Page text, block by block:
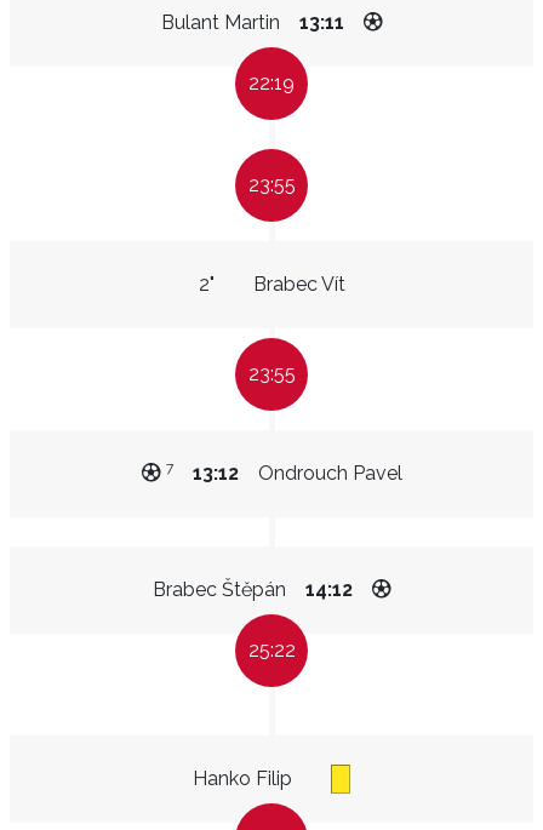
Bulant Martin 13:11
22:19
23:55
Brabec Vít
2"
23:55
Ondrouch Pavel
13:12
7
Brabec Štěpán 14:12
25:22
Hanko Filip